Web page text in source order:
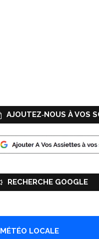
AJOUTEZ‑NOUS À VOS
RECHERCHE GOOGLE
MÉTÉO LOCALE